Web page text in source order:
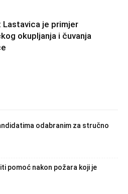
Lastavica je primjer
okupljanja i čuvanja
odabranim za stručno
pomoć nakon požara koji je